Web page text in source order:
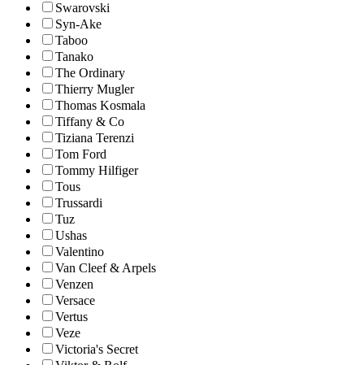
Swarovski
Syn-Ake
Taboo
Tanako
The Ordinary
Thierry Mugler
Thomas Kosmala
Tiffany & Co
Tiziana Terenzi
Tom Ford
Tommy Hilfiger
Tous
Trussardi
Tuz
Ushas
Valentino
Van Cleef & Arpels
Venzen
Versace
Vertus
Veze
Victoria's Secret